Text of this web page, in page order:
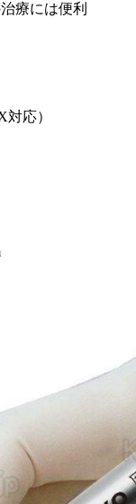
療には便利
応）